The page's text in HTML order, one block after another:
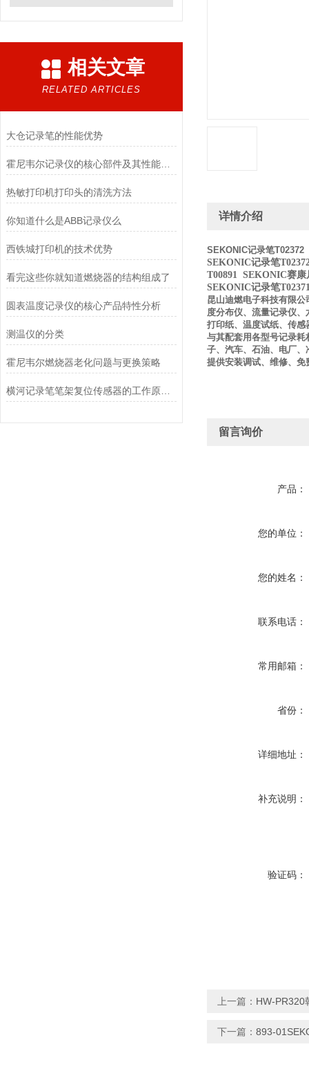
相关文章
RELATED ARTICLES
大仓记录笔的性能优势
霍尼韦尔记录仪的核心部件及其性能要求
热敏打印机打印头的清洗方法
你知道什么是ABB记录仪么
西铁城打印机的技术优势
看完这些你就知道燃烧器的结构组成了
圆表温度记录仪的核心产品特性分析
测温仪的分类
霍尼韦尔燃烧器老化问题与更换策略
横河记录笔笔架复位传感器的工作原理解析
详情介绍
SEKONIC记录笔T02372
SEKONIC记录笔
T00891  SEKONIC赛
SEKONIC记录笔
昆山迪燃电子科技有限
度分布仪、流量记录仪
打印纸、温度试纸、传
与其配套用各型号记录
子、汽车、石油、电厂
提供安装调试、维修、
留言询价
产品：
您的单位：
您的姓名：
联系电话：
常用邮箱：
省份：
详细地址：
补充说明：
验证码：
上一篇： HW-PR320
下一篇： 893-